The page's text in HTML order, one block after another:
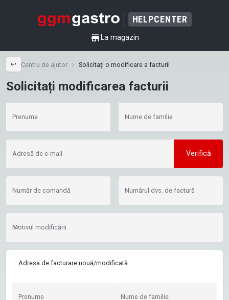
HELPCENTER
shop La magazin
back Centru de ajutor Solicitați o modificare a facturii
Solicitați modificarea facturii
Prenume Nume de familie
Adresă de e-mail Verifică
Număr de comandă Numărul dvs. de factură
Motivul modificării
Adresa de facturare nouă/modificată
Prenume Nume de familie